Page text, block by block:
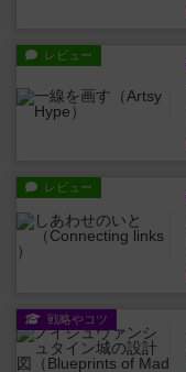
レビュー
レビュー
戦略やコツ